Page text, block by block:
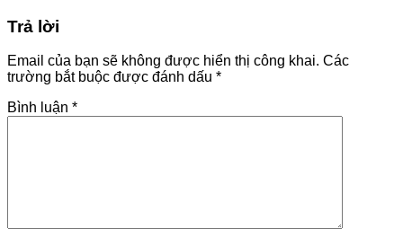
Trả lời
Email của bạn sẽ không được hiển thị công khai. Các
trường bắt buộc được đánh dấu *
Bình luận *